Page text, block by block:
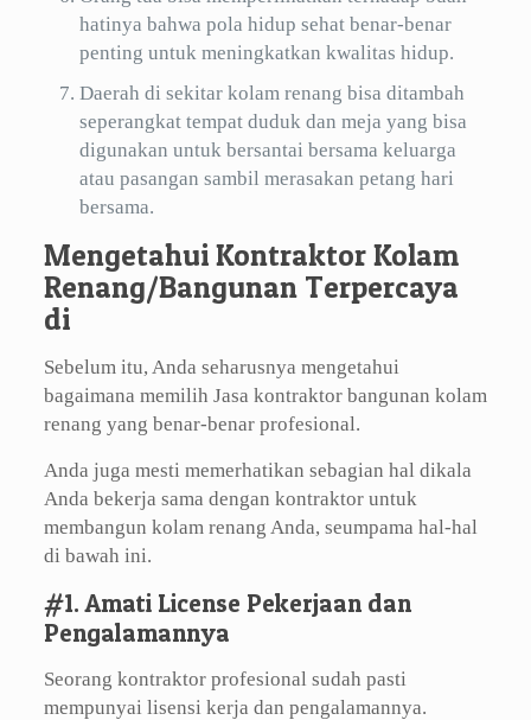
hatinya bahwa pola hidup sehat benar-benar
penting untuk meningkatkan kwalitas hidup.
Daerah di sekitar kolam renang bisa ditambah
seperangkat tempat duduk dan meja yang bisa
digunakan untuk bersantai bersama keluarga
atau pasangan sambil merasakan petang hari
bersama.
Mengetahui Kontraktor Kolam
Renang/Bangunan Terpercaya
di
Sebelum itu, Anda seharusnya mengetahui
bagaimana memilih Jasa kontraktor bangunan kolam
renang yang benar-benar profesional.
Anda juga mesti memerhatikan sebagian hal dikala
Anda bekerja sama dengan kontraktor untuk
membangun kolam renang Anda, seumpama hal-hal
di bawah ini.
#1. Amati License Pekerjaan dan
Pengalamannya
Seorang kontraktor profesional sudah pasti
mempunyai lisensi kerja dan pengalamannya.